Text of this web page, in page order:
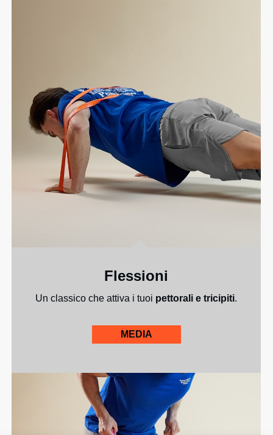
Flessioni
Un classico che attiva i tuoi pettorali e tricipiti.
MEDIA